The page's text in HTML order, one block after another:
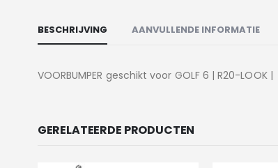
BESCHRIJVING AANVULLENDE INFORMATIE
VOORBUMPER geschikt voor GOLF 6 | R20-LOOK |
GERELATEERDE PRODUCTEN